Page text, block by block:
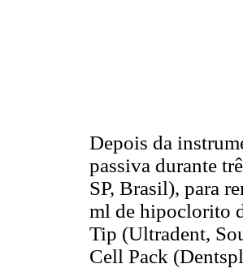
Depois da
passiva durante
SP, Brasil), para
ml de hipoclorito
Tip (Ultradent,
Cell Pack